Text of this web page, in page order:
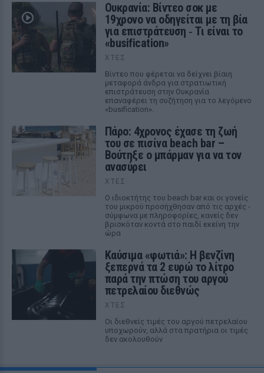
Ουκρανία: Βίντεο σοκ με
19χρονο να οδηγείται με τη βία
για επιστράτευση ‑ Τι είναι το
«busification»
ΧΤΕΣ
Βίντεο που φέρεται να δείχνει βίαιη
μεταφορά άνδρα για στρατιωτική
επιστράτευση στην Ουκρανία
επαναφέρει τη συζήτηση για το λεγόμενο
«busification».
Πάρο: 4χρονος έχασε τη ζωή
του σε πισίνα beach bar –
Βούτηξε ο μπάρμαν για να τον
ανασύρει
ΧΤΕΣ
Ο ιδιοκτήτης του beach bar και οι γονείς
του μικρού προσήχθησαν από τις αρχές -
σύμφωνα με πληροφορίες, κανείς δεν
βρισκόταν κοντά στο παιδί εκείνη την
ώρα
Καύσιμα «φωτιά»: Η βενζίνη
ξεπερνά τα 2 ευρώ το λίτρο
παρά την πτώση του αργού
πετρελαίου διεθνώς
ΧΤΕΣ
Οι διεθνείς τιμές του αργού πετρελαίου
υποχωρούν, αλλά στα πρατήρια οι τιμές
δεν ακολουθούν